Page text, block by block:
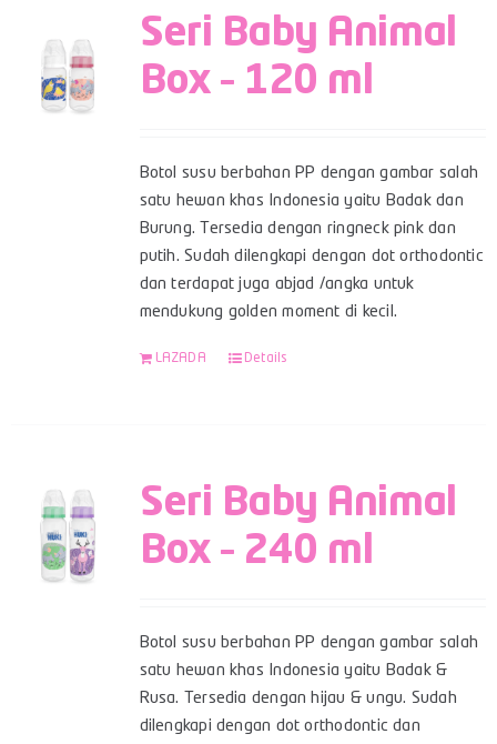
Seri Baby Animal
Box – 120 ml
Botol susu berbahan PP dengan gambar salah
satu hewan khas Indonesia yaitu Badak dan
Burung. Tersedia dengan ringneck pink dan
putih. Sudah dilengkapi dengan dot orthodontic
dan terdapat juga abjad /angka untuk
mendukung golden moment di kecil.
LAZADA Details
Seri Baby Animal
Box – 240 ml
Botol susu berbahan PP dengan gambar salah
satu hewan khas Indonesia yaitu Badak &
Rusa. Tersedia dengan hijau & ungu. Sudah
dilengkapi dengan dot orthodontic dan